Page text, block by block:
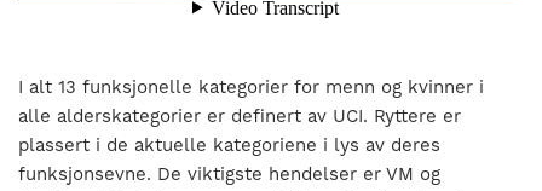
I alt 13 funksjonelle kategorier for menn og kvinner i
alle alderskategorier er definert av UCI. Ryttere er
plassert i de aktuelle kategoriene i lys av deres
funksjonsevne. De viktigste hendelser er VM og